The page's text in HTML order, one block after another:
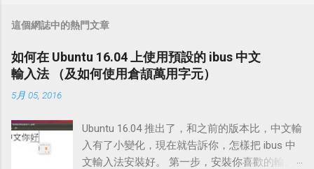
這個網誌中的熱門文章
如何在 Ubuntu 16.04 上使用預設的 ibus 中文
輸入法 （及如何使用倉頡萬用字元）
5月 05, 2016
Ubuntu 16.04 推出了，和之前的版本比，中文輸
入有了小變化，現在就告訴你，怎樣把 ibus 中
文輸入法安裝好。 第一步，安裝你喜歡的輸入